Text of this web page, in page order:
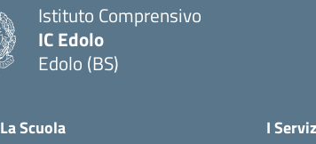
Istituto Comprensivo
IC Edolo
Edolo (BS)
La Scuola I